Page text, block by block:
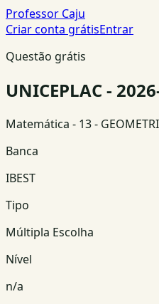
Professor Caju
Criar conta grátisEntrar
Questão grátis
UNICEPLAC -
Matemática - 13 -
Banca
IBEST
Tipo
Múltipla Escolha
Nível
n/a